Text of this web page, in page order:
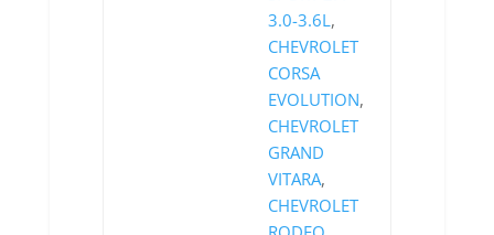
3.0-3.6L,
CHEVROLET
CORSA
EVOLUTION,
CHEVROLET
GRAND
VITARA,
CHEVROLET